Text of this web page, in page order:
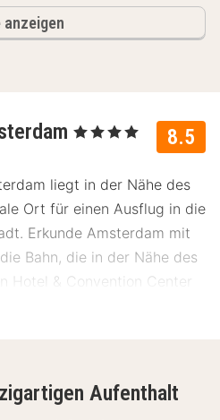
anzeigen
8.5
, 4 Sterne
liegt in der Nähe des
Ort für einen Ausflug in die
Erkunde Amsterdam mit
Bahn, die in der Nähe des
Hotel & Convention Center
einer alten
AmsterdamAufenthalt